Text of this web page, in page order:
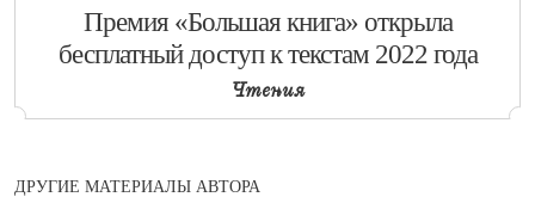
​Премия «Большая книга» открыла
бесплатный доступ к текстам 2022 года
Чтения
ДРУГИЕ МАТЕРИАЛЫ АВТОРА